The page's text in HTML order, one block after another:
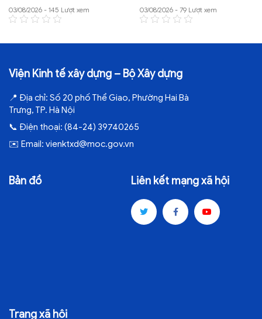
03/08/2026 - 145 Lượt xem 03/08/2026 - 79 Lượt xem
Viện Kinh tế xây dựng – Bộ Xây dựng
📍 Địa chỉ: Số 20 phố Thể Giao, Phường Hai Bà
Trưng, TP. Hà Nội
📞 Điện thoại: (84-24) 39740265
✉️ Email: vienktxd@moc.gov.vn
Bản đồ Liên kết mạng xã hội
Trang xã hội